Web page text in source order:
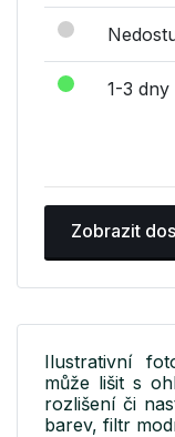
1-3 dny
Zobrazit
Ilustrativní
může lišit s
rozlišení či
barev, filtr